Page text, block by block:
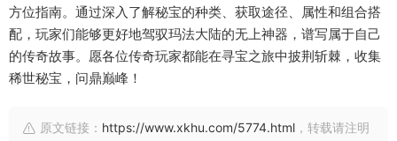
方位指南。通过深入了解秘宝的种类、获取途径、属性和组合搭
配，玩家们能够更好地驾驭玛法大陆的无上神器，谱写属于自己
的传奇故事。愿各位传奇玩家都能在寻宝之旅中披荆斩棘，收集
稀世秘宝，问鼎巅峰！
原文链接： https://www.xkhu.com/5774.html ，转载请注明